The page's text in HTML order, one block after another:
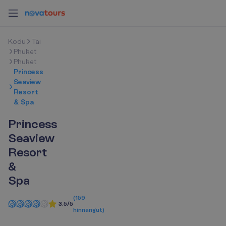
Kodu
Tai
Phuket
Phuket
Princess
Seaview
Resort
& Spa
Princess
Seaview
Resort
&
Spa
3.5/5
(159
hinnangut)